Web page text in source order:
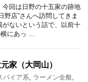
回は日野の十五家の跡地
野店”さんへ訪問してきま
がないという話で、以前十
横にあっ …
家（大岡山）
パイア系, ラーメン全般,